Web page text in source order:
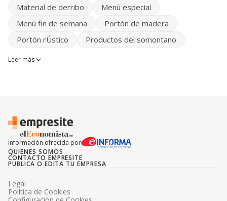
Material de derribo
Menú especial
Menú fin de semana
Portón de madera
Portón rÚstico
Productos del somontano
Leer más
Información ofrecida por
QUIENES SOMOS
CONTACTO EMPRESITE
PUBLICA O EDITA TU EMPRESA
Legal
Politica de Cookies